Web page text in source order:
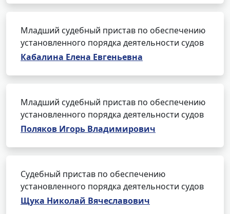
Младший судебный пристав по обеспечению
установленного порядка деятельности судов
Кабалина Елена Евгеньевна
Младший судебный пристав по обеспечению
установленного порядка деятельности судов
Поляков Игорь Владимирович
Судебный пристав по обеспечению
установленного порядка деятельности судов
Щука Николай Вячеславович